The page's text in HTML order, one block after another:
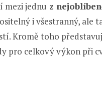
mezi jednu z
i všestranný, ale
Kromě toho
pro celkový výkon při